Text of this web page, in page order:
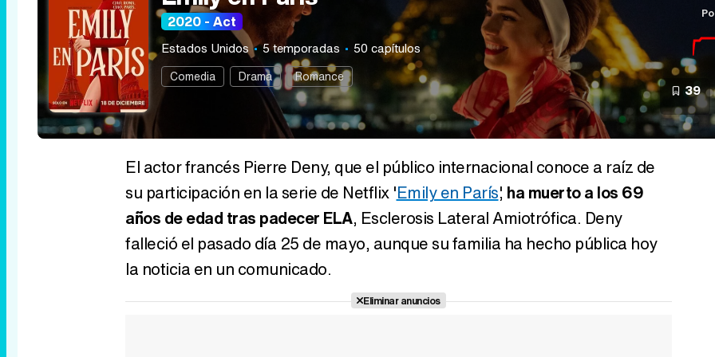
2020 - Act
Estados Unidos 5 temporadas 50 capítulos
Comedia Drama Romance
39
El actor francés Pierre Deny, que el público internacional conoce a raíz de
su participación en la serie de Netflix 'Emily en París', ha muerto a los 69
años de edad tras padecer ELA, Esclerosis Lateral Amiotrófica. Deny
falleció el pasado día 25 de mayo, aunque su familia ha hecho pública hoy
la noticia en un comunicado.
Eliminar anuncios